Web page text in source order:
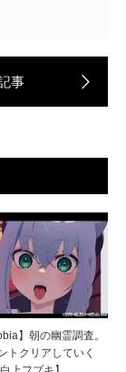
】朝の幽霊調査。
トクリアしていく